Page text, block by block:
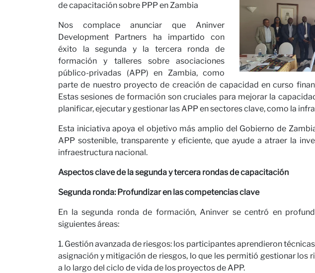
Carreras
de capacitación sobre PPP en Zambia
Nos complace anunciar que Aninver
Development Partners ha impartido con
éxito la segunda y la tercera ronda de
formación y talleres sobre asociaciones
público-privadas (APP) en Zambia, como
parte de nuestro proyecto de creación de capacidad en curso
Estas sesiones de formación son cruciales para mejorar la
planificar, ejecutar y gestionar las APP en sectores clave, como la
Esta iniciativa apoya el objetivo más amplio del Gobierno de
APP sostenible, transparente y eficiente, que ayude a atraer la
infraestructura nacional.
Aspectos clave de la segunda y tercera rondas de capacitación
Segunda ronda: Profundizar en las competencias clave
En la segunda ronda de formación, Aninver se centró en
siguientes áreas:
1. Gestión avanzada de riesgos: los participantes aprendieron
asignación y mitigación de riesgos, lo que les permitió gestionar los
a lo largo del ciclo de vida de los proyectos de APP.